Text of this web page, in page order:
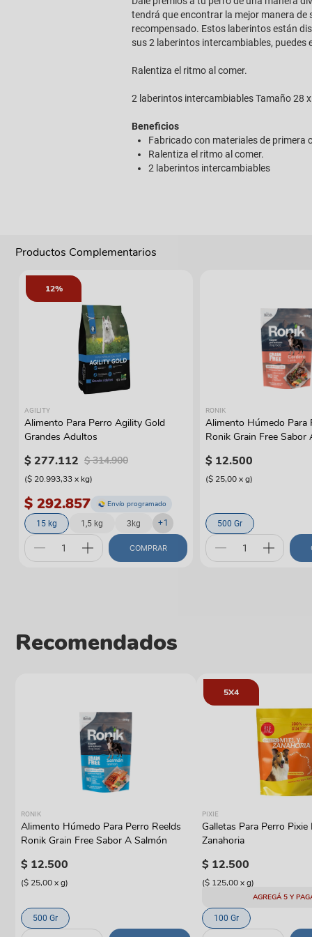
tendrá que encontrar la mejor manera de
recompensado. Estos laberintos están
sus 2 laberintos intercambiables,
Ralentiza el ritmo al comer.
2 laberintos intercambiables Tamaño 28
Beneficios
Fabricado con materiales de primera
Ralentiza el ritmo al comer.
2 laberintos intercambiables
Productos Complementarios
12%
AGILITY
Alimento Para Perro Agility Gold
Grandes Adultos
$277.112 $ 314.900
($ 20.993,33x kg)
$ 292.857 Envío programado
15 kg 1,5 kg 3kg +1
COMPRAR
RONIK
Alimento Húmedo Para
Ronik Grain Free Sabor
$ 12.500
($ 25,00xg)
500 Gr
Recomendados
RONIK
Alimento Húmedo Para Perro Reelds
Ronik Grain Free Sabor A Salmón
$ 12.500
($ 25,00xg)
500 Gr
5X4
PIXIE
Galletas Para Perro Pixie
Zanahoria
$ 12.500
($ 125,00xg)
AGREGÁ 5 Y
100 Gr